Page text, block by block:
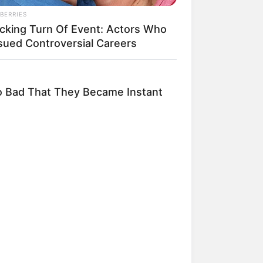
Banget! 10 Pose Lucu
Turn Of Event: Actors Who
Controversial Careers
Bad That They Became Instant